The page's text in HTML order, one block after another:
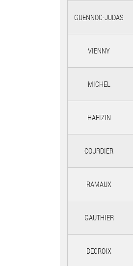
GUENNOC-JUDAS
VIENNY
MICHEL
HAFIZIN
COURDIER
RAMAUX
GAUTHIER
DECROIX